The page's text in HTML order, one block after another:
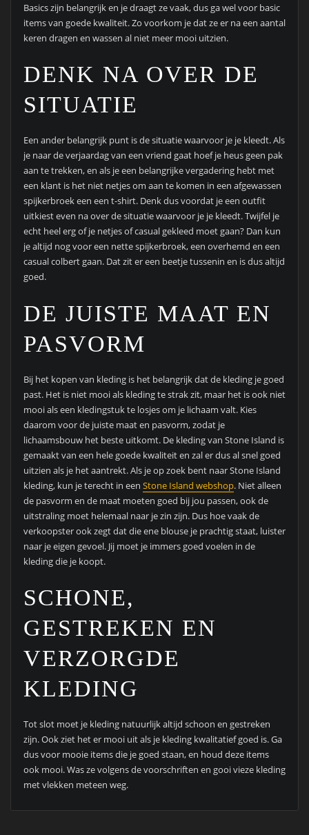
Basics zijn belangrijk en je draagt ze vaak, dus ga wel voor basic
items van goede kwaliteit. Zo voorkom je dat ze er na een aantal
keren dragen en wassen al niet meer mooi uitzien.
DENK NA OVER DE
SITUATIE
Een ander belangrijk punt is de situatie waarvoor je je kleedt. Als
je naar de verjaardag van een vriend gaat hoef je heus geen pak
aan te trekken, en als je een belangrijke vergadering hebt met
een klant is het niet netjes om aan te komen in een afgewassen
spijkerbroek een een t-shirt. Denk dus voordat je een outfit
uitkiest even na over de situatie waarvoor je je kleedt. Twijfel je
echt heel erg of je netjes of casual gekleed moet gaan? Dan kun
je altijd nog voor een nette spijkerbroek, een overhemd en een
casual colbert gaan. Dat zit er een beetje tussenin en is dus altijd
goed.
DE JUISTE MAAT EN
PASVORM
Bij het kopen van kleding is het belangrijk dat de kleding je goed
past. Het is niet mooi als kleding te strak zit, maar het is ook niet
mooi als een kledingstuk te losjes om je lichaam valt. Kies
daarom voor de juiste maat en pasvorm, zodat je
lichaamsbouw het beste uitkomt. De kleding van Stone Island is
gemaakt van een hele goede kwaliteit en zal er dus al snel goed
uitzien als je het aantrekt. Als je op zoek bent naar Stone Island
kleding, kun je terecht in een Stone Island webshop. Niet alleen
de pasvorm en de maat moeten goed bij jou passen, ook de
uitstraling moet helemaal naar je zin zijn. Dus hoe vaak de
verkoopster ook zegt dat die ene blouse je prachtig staat, luister
naar je eigen gevoel. Jij moet je immers goed voelen in de
kleding die je koopt.
SCHONE,
GESTREKEN EN
VERZORGDE
KLEDING
Tot slot moet je kleding natuurlijk altijd schoon en gestreken
zijn. Ook ziet het er mooi uit als je kleding kwalitatief goed is. Ga
dus voor mooie items die je goed staan, en houd deze items
ook mooi. Was ze volgens de voorschriften en gooi vieze kleding
met vlekken meteen weg.